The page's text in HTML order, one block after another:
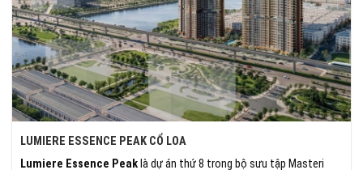
LUMIERE ESSENCE PEAK CỔ LOA
Lumiere Essence Peak là dự án thứ 8 trong bộ sưu tập Masteri